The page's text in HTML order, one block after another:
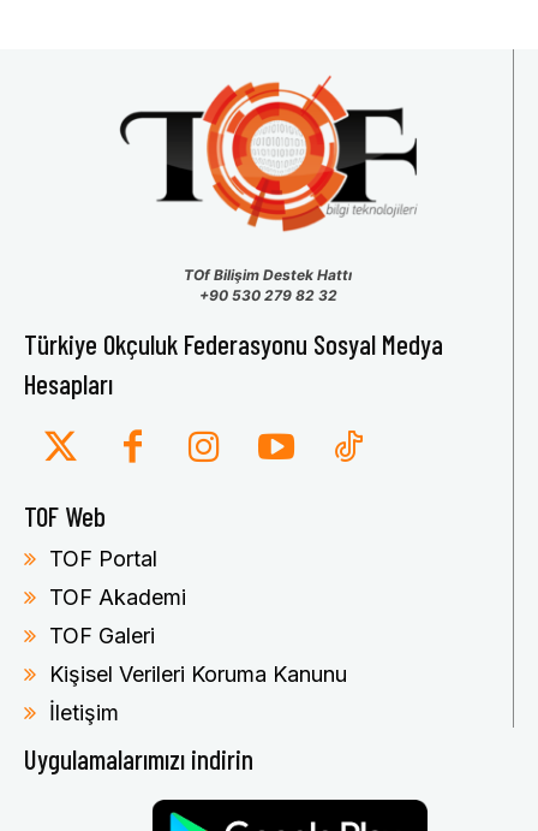
TOf Bilişim Destek Hattı
+90 530 279 82 32
Türkiye Okçuluk Federasyonu Sosyal Medya
Hesapları
TOF Web
TOF Portal
TOF Akademi
TOF Galeri
Kişisel Verileri Koruma Kanunu
İletişim
Uygulamalarımızı indirin